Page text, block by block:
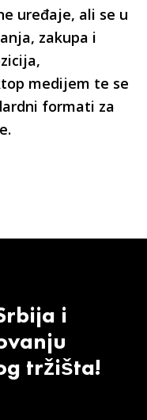
uređaje, ali se u
zakupa i
medijem te se
formati za
i
tržišta!